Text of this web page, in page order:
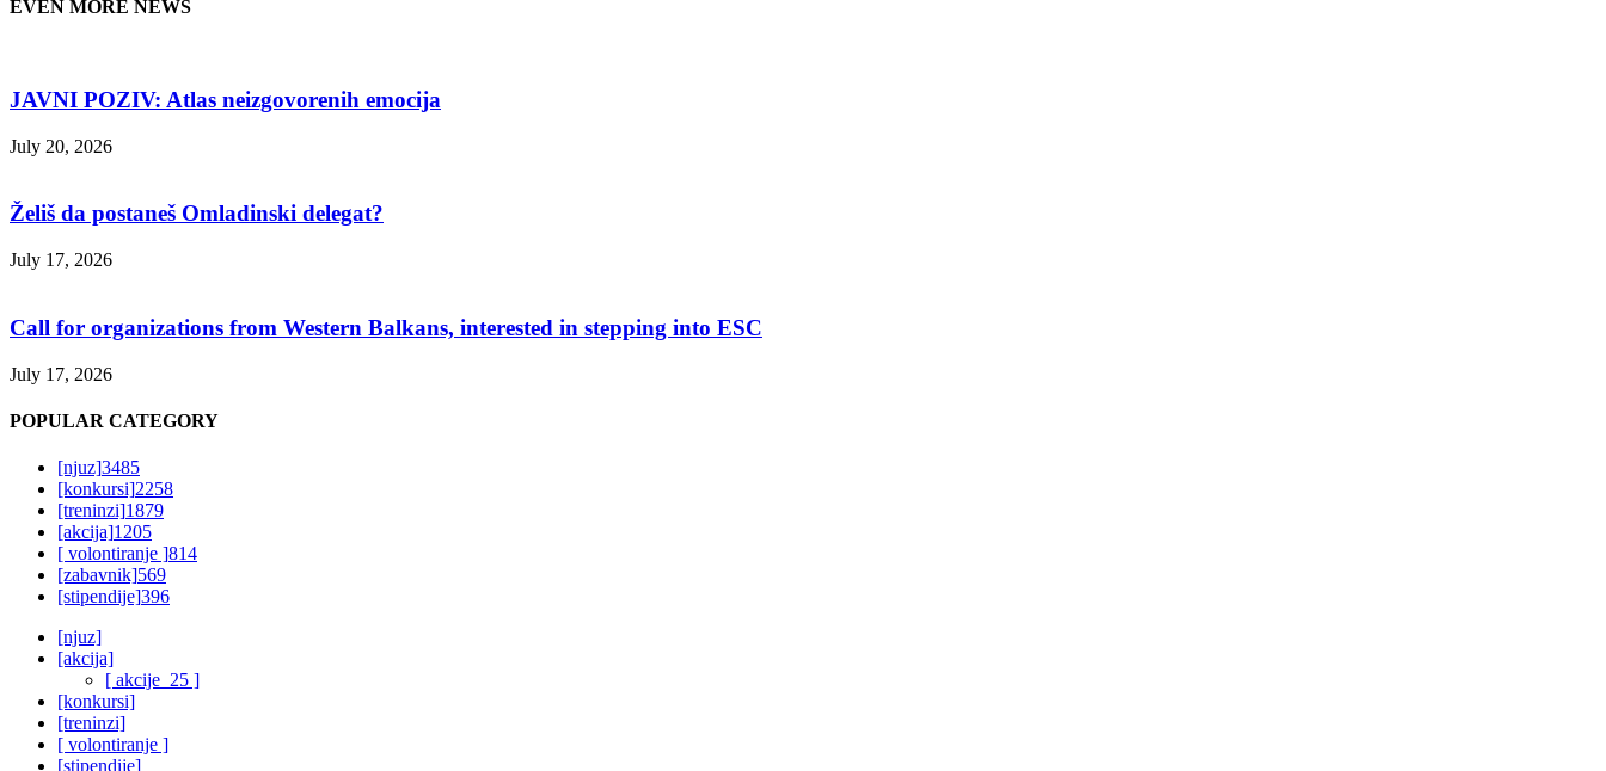
EVEN MORE NEWS
JAVNI POZIV: Atlas neizgovorenih emocija
July 20, 2026
Želiš da postaneš Omladinski delegat?
July 17, 2026
Call for organizations from Western Balkans, interested in stepping into ESC
July 17, 2026
POPULAR CATEGORY
[njuz]3485
[konkursi]2258
[treninzi]1879
[akcija]1205
[ volontiranje ]814
[zabavnik]569
[stipendije]396
[njuz]
[akcija]
[ akcije_25 ]
[konkursi]
[treninzi]
[ volontiranje ]
[stipendije]